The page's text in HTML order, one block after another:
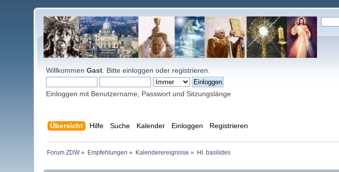
WillkommenGast . Bitteeinloggen oder registrieren
Einloggen mit Benutzername, Passwort und Sitzungslänge
Übersicht Hilfe Suche Kalender Einloggen Registrieren
Forum ZDW» Empfehlungen » Kalenderereignisse » Hl. basilides